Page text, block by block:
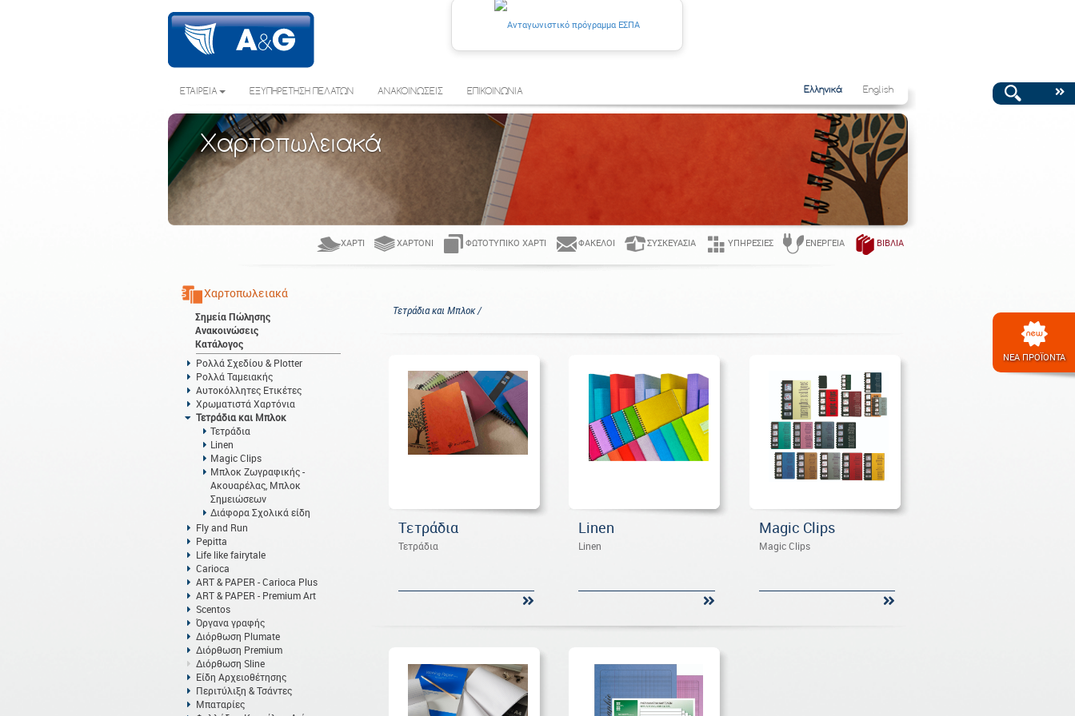
ΝΕΑ ΠΡΟΪΟΝΤΑ
ΕΤΑΙΡΕΙΑ ΕΞΥΠΗΡΕΤΗΣΗ ΠΕΛΑΤΩΝ ΑΝΑΚΟΙΝΩΣΕΙΣ ΕΠΙΚΟΙΝΩΝΙΑ Ελληνικά English
Χαρτοπωλειακά
ΧΑΡΤΊ ΧΑΡΤΌΝΙ ΦΩΤΟΤΥΠΙΚΌ ΧΑΡΤΊ ΦΆΚΕΛΟΙ ΣΥΣΚΕΥΑΣΊΑ ΥΠΗΡΕΣΊΕΣ ΕΝΈΡΓΕΙΑ ΒΙΒΛΊΑ
Χαρτοπωλειακά
Σημεία Πώλησης
Ανακοινώσεις
Κατάλογος
Ρολλά Σχεδίου & Plotter
Ρολλά Ταμειακής
Αυτοκόλλητες Ετικέτες
Χρωματιστά Χαρτόνια
Τετράδια και Μπλοκ
Τετράδια
Linen
Magic Clips
Μπλοκ Ζωγραφικής -
Ακουαρέλας, Μπλοκ
Σημειώσεων
Διάφορα Σχολικά είδη
Fly and Run
Pepitta
Life like fairytale
Carioca
ART & PAPER - Carioca Plus
ART & PAPER - Premium Art
Scentos
Όργανα γραφής
Διόρθωση Plumate
Διόρθωση Premium
Διόρθωση Sline
Είδη Αρχειοθέτησης
Περιτύλιξη & Τσάντες
Μπαταρίες
Τετράδια και Μπλοκ /
Τετράδια
Τετράδια
Linen
Linen
Magic Clips
Magic Clips